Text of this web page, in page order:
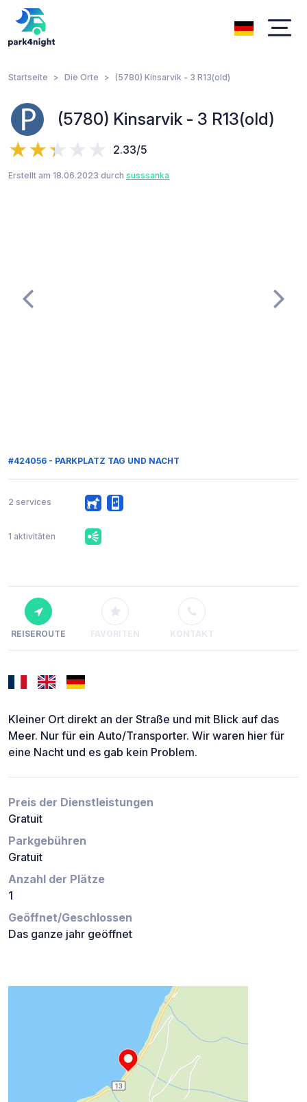
Startseite Die Orte (5780) Kinsarvik - 3 R13(old)
(5780) Kinsarvik - 3 R13(old)
2.33/5
Erstellt am 18.06.2023 durch susssanka
#424056 - PARKPLATZ TAG UND NACHT
2 services
1 aktivitäten
REISEROUTE FAVORITEN KONTAKT
Kleiner Ort direkt an der Straße und mit Blick auf das
Meer. Nur für ein Auto/Transporter. Wir waren hier für
eine Nacht und es gab kein Problem.
Preis der Dienstleistungen
Gratuit
Parkgebühren
Gratuit
Anzahl der Plätze
1
Geöffnet/Geschlossen
Das ganze jahr geöffnet